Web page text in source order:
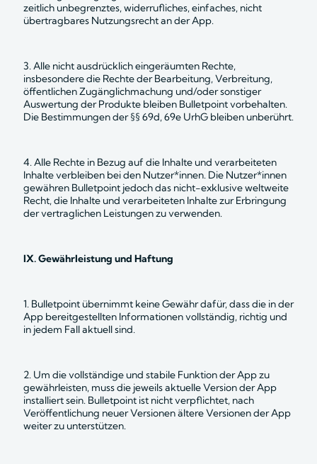
zeitlich unbegrenztes, widerrufliches, einfaches, nicht
übertragbares Nutzungsrecht an der App.
3. Alle nicht ausdrücklich eingeräumten Rechte,
insbesondere die Rechte der Bearbeitung, Verbreitung,
öffentlichen Zugänglichmachung und/oder sonstiger
Auswertung der Produkte bleiben Bulletpoint vorbehalten.
Die Bestimmungen der §§ 69d, 69e UrhG bleiben unberührt.
4. Alle Rechte in Bezug auf die Inhalte und verarbeiteten
Inhalte verbleiben bei den Nutzer*innen. Die Nutzer*innen
gewähren Bulletpoint jedoch das nicht-exklusive weltweite
Recht, die Inhalte und verarbeiteten Inhalte zur Erbringung
der vertraglichen Leistungen zu verwenden.
IX. Gewährleistung und Haftung
1. Bulletpoint übernimmt keine Gewähr dafür, dass die in der
App bereitgestellten Informationen vollständig, richtig und
in jedem Fall aktuell sind.
2. Um die vollständige und stabile Funktion der App zu
gewährleisten, muss die jeweils aktuelle Version der App
installiert sein. Bulletpoint ist nicht verpflichtet, nach
Veröffentlichung neuer Versionen ältere Versionen der App
weiter zu unterstützen.